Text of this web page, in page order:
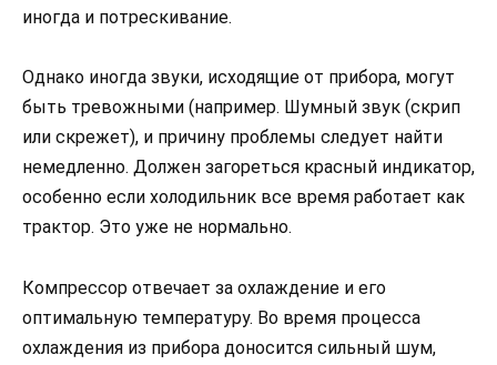
иногда и потрескивание.
Однако иногда звуки, исходящие от прибора, могут
быть тревожными (например. Шумный звук (скрип
или скрежет), и причину проблемы следует найти
немедленно. Должен загореться красный индикатор,
особенно если холодильник все время работает как
трактор. Это уже не нормально.
Компрессор отвечает за охлаждение и его
оптимальную температуру. Во время процесса
охлаждения из прибора доносится сильный шум,